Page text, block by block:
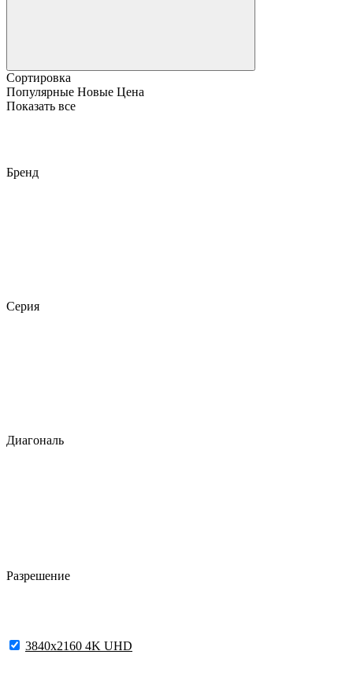
Сортировка
Популярные Новые Цена
Показать все
Бренд
Серия
Диагональ
Разрешение
3840x2160 4K UHD